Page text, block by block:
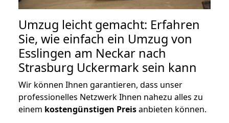
Umzug leicht gemacht: Erfahren
Sie, wie einfach ein Umzug von
Esslingen am Neckar nach
Strasburg Uckermark sein kann
Wir können Ihnen garantieren, dass unser
professionelles Netzwerk Ihnen nahezu alles zu
einem kostengünstigen Preisanbieten können.